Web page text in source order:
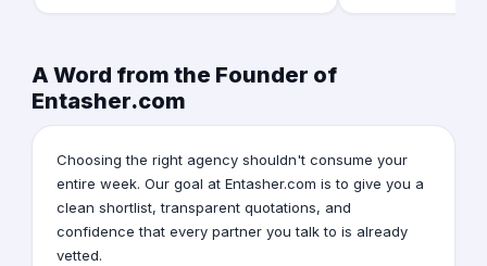
A Word from the Founder of
Entasher.com
Choosing the right agency shouldn't consume your
entire week. Our goal at Entasher.com is to give you a
clean shortlist, transparent quotations, and
confidence that every partner you talk to is already
vetted.